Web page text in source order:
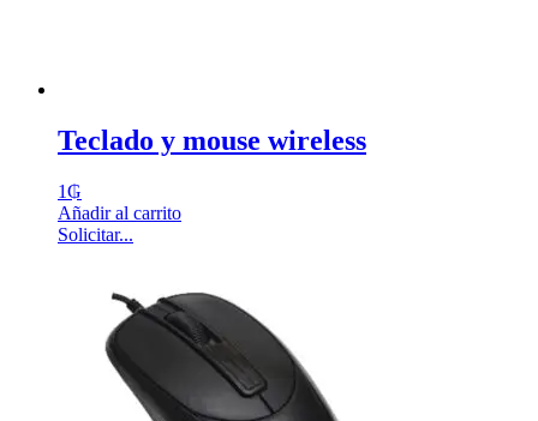
Teclado y mouse wireless
1₲
Añadir al carrito
Solicitar...